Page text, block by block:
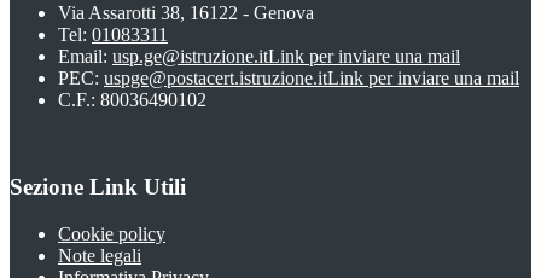
Via Assarotti 38, 16122 - Genova
Tel: 01083311
Email: usp.ge@istruzione.itLink per inviare una mail
PEC: uspge@postacert.istruzione.itLink per inviare una mail
C.F.: 80036490102
Sezione Link Utili
Cookie policy
Note legali